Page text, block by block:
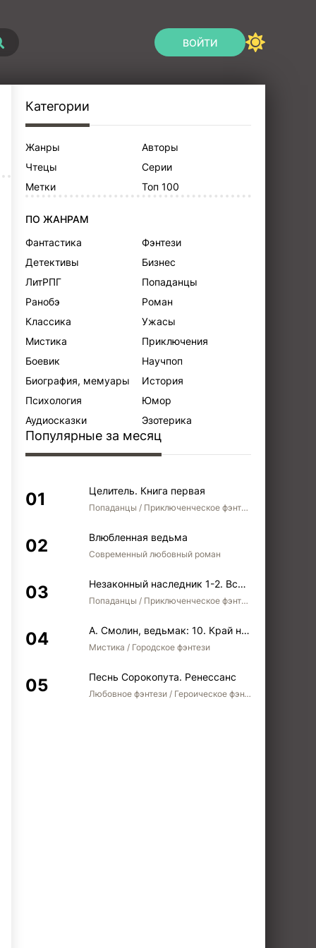
ВОЙТИ
Категории
Жанры
Авторы
Чтецы
Серии
Метки
Топ 100
ПО ЖАНРАМ
Фантастика
Фэнтези
Детективы
Бизнес
ЛитРПГ
Попаданцы
Ранобэ
Роман
Классика
Ужасы
Мистика
Приключения
Боевик
Научпоп
Биография, мемуары
История
Психология
Юмор
Аудиосказки
Эзотерика
Популярные за месяц
Целитель. Книга первая
Попаданцы / Приключенческое фэнтези / Боевое фэнтези
Влюбленная ведьма
Современный любовный роман
Незаконный наследник 1-2. Вспомнить, кем был. Стать собой. Остаться собой
Попаданцы / Приключенческое фэнтези / Боевое фэнтези / Юмористическое фэнтези
А. Смолин, ведьмак: 10. Край неба
Мистика / Городское фэнтези
Песнь Сорокопута. Ренессанс
Любовное фэнтези / Героическое фэнтези